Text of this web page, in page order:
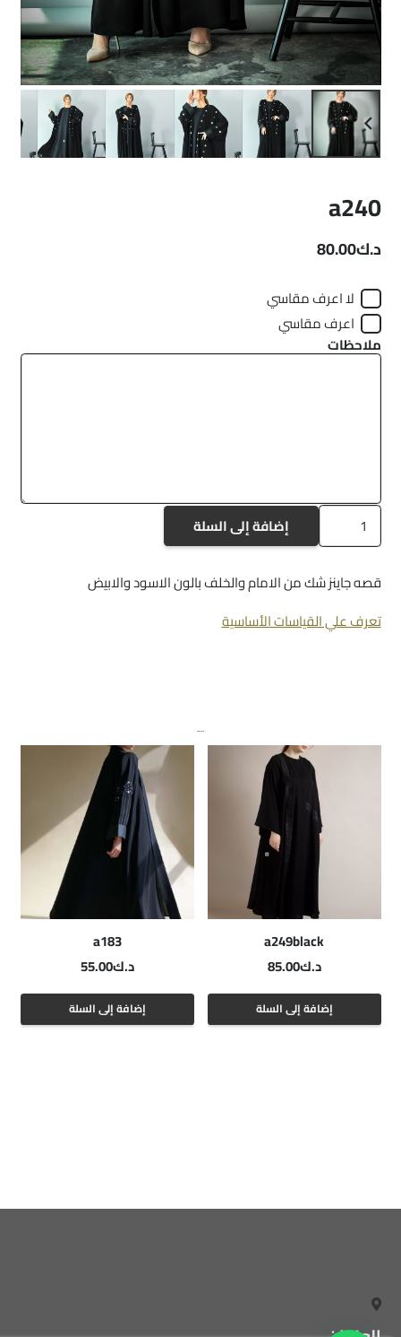
a240
د.ك80.00
لا اعرف مقاسي
اعرف مقاسي
ملاحظات
كمية
a240
إضافة إلى السلة
قصه جاينز شك من الامام والخلف بالون الاسود والابيض
تعرف علي القياسات الأساسية
منتجات ذات صلة
a249black
د.ك85.00
إضافة إلى السلة
a183
د.ك55.00
إضافة إلى السلة